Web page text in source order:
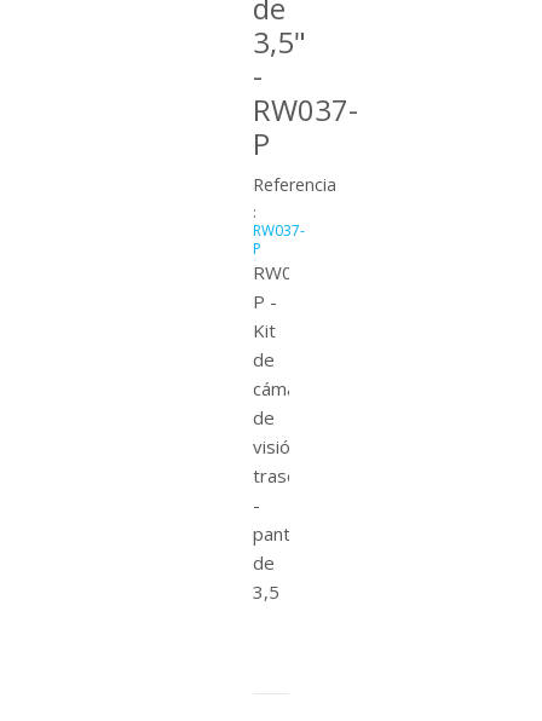
3,5"
-
RW037-
P
Referencia
:
RW037-
P
RW037-
P -
Kit
de
cámara
de
visión
trasera
-
pantalla
de
3,5